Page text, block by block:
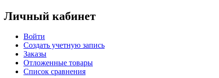
Личный кабинет
Войти
Создать учетную запись
Заказы
Отложенные товары
Список сравнения